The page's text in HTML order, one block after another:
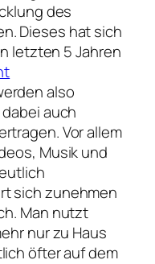
des
Dieses hat sich
letzten 5 Jahren
also
auch
Vor allem
Musik und
sich zunehmen
Man nutzt
nur zu Haus
öfter auf dem